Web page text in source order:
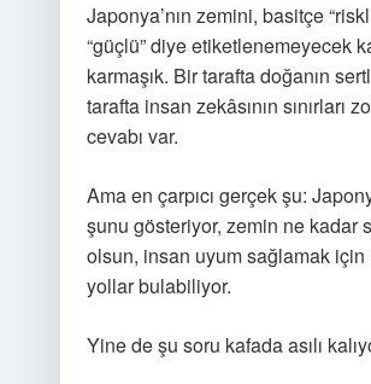
Japonya’nın zemini, basitçe
“güçlü” diye etiketlenemeyecek
karmaşık. Bir tarafta doğanın
tarafta insan zekâsının sınırları
cevabı var.
Ama en çarpıcı gerçek şu:
şunu gösteriyor, zemin ne kadar
olsun, insan uyum sağlamak için
yollar bulabiliyor.
Yine de şu soru kafada asılı